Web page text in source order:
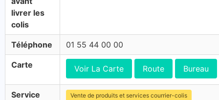
livrer les
colis
Téléphone 01 55 44 00 00
Carte Voir La Carte Route Bureau
Service
Vente de produits et services courrier-colis